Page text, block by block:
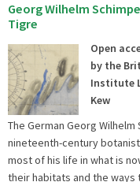
Georg Wilhelm
Tigre
Open
by the
Institute
Kew
The German Georg
nineteenth-century
most of his life in what is
their habitats and the ways